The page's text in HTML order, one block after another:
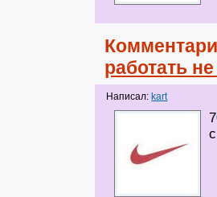
работать
Написал: kart